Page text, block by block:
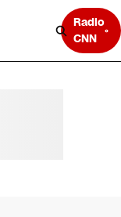
Radio
CNN